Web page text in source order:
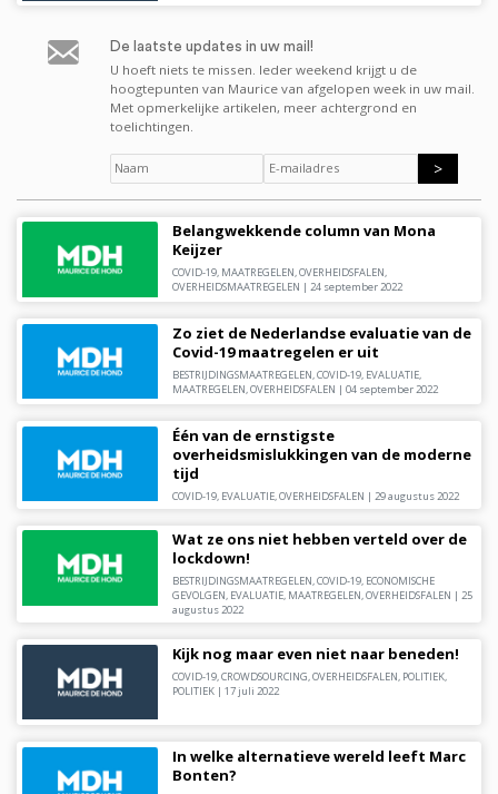
De laatste updates in uw mail!
U hoeft niets te missen. leder weekend krijgt u de
hoogtepunten van Maurice van afgelopen week in uw mail.
Met opmerkelijke artikelen, meer achtergrond en
toelichtingen.
Naam
E-
mailadres *
Belangwekkende column van Mona
Keijzer
COVID-19, MAATREGELEN,OVERHEIDSFALEN,
OVERHEIDSMAATREGELEN | 24 september 2022
Zo ziet de Nederlandse evaluatie van de
Covid-19 maatregelen er uit
BESTRIJDINGSMAATREGELEN,COVID-19, EVALUATIE,
MAATREGELEN,OVERHEIDSFALEN | 04 september 2022
Één van de ernstigste
overheidsmislukkingen van de moderne
tijd
COVID-19, EVALUATIE,OVERHEIDSFALEN | 29 augustus 2022
Wat ze ons niet hebben verteld over de
lockdown!
BESTRIJDINGSMAATREGELEN,COVID-19, ECONOMISCHE
GEVOLGEN, EVALUATIE, MAATREGELEN,OVERHEIDSFALEN | 25
augustus 2022
Kijk nog maar even niet naar beneden!
COVID-19,CROWDSOURCING,OVERHEIDSFALEN, POLITIEK,
POLITIEK| 17 juli 2022
In welke alternatieve wereld leeft Marc
Bonten?